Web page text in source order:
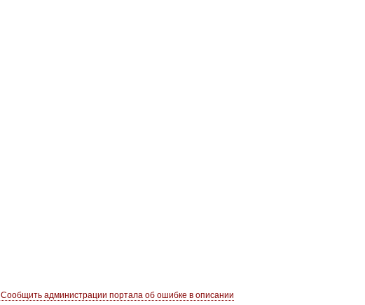
Сообщить администрации портала об ошибке в описании